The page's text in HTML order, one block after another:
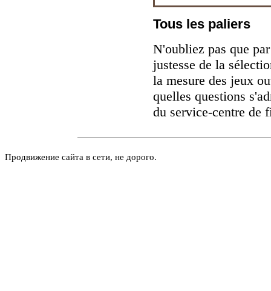
Tous les paliers
N'oubliez pas que
justesse de la
la mesure des jeux
quelles questions
du service-centre de
Продвижение сайта в сети, не дорого.